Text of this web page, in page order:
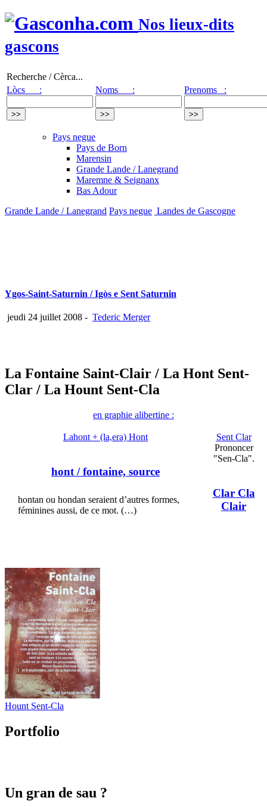
Nos lieux-dits
gascons
Recherche / Cèrca...
Lòcs :
Noms : Prenoms :
Pays negue
Pays de Born
Marensin
Grande Lande / Lanegrand
Maremne & Seignanx
Bas Adour
Grande Lande / Lanegrand Pays negue Landes de Gascogne
Ygos-Saint-Saturnin / Igòs e Sent Saturnin
jeudi 24 juillet 2008 - Tederic Merger
La Fontaine Saint-Clair / La Hont Sent-
Clar / La Hount Sent-Cla
en graphie alibertine :
Lahont + (la,era) Hont
hont / fontaine, source
hontan ou hondan seraient d’autres formes,
féminines aussi, de ce mot. (…)
Sent Clar
Prononcer
"Sen-Cla".
Clar Cla
Clair
Hount Sent-Cla
Portfolio
Un gran de sau ?